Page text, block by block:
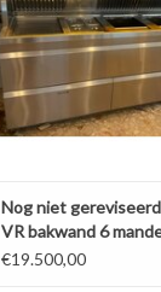
Nog niet
VR bakwand 6
ABM
€19.500,00